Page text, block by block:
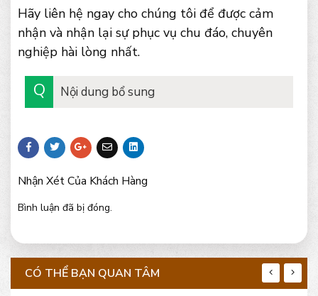
Hãy liên hệ ngay cho chúng tôi để được cảm
nhận và nhận lại sự phục vụ chu đáo, chuyên
nghiệp hài lòng nhất.
Nội dung bổ sung
Nhận Xét Của Khách Hàng
Bình luận đã bị đóng.
CÓ THỂ BẠN QUAN TÂM